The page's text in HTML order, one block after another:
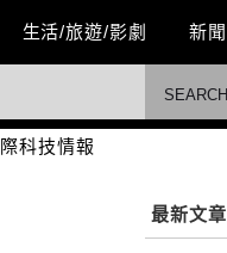
生活/旅遊/影劇 新聞
科技情報
最新文章